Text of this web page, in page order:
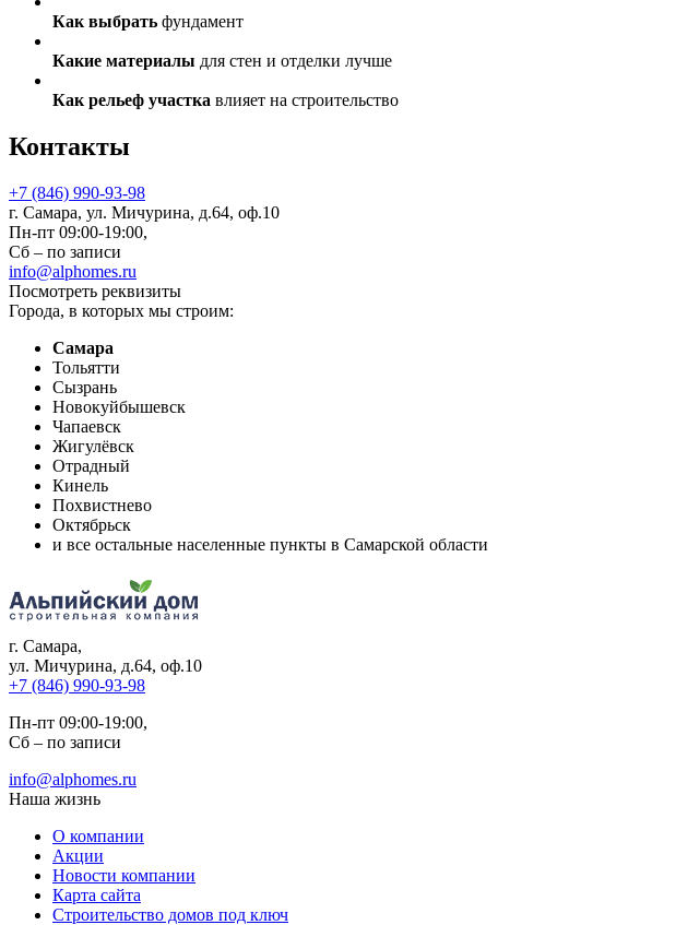
Как выбрать фундамент
Какие материалы для стен и отделки лучше
Как рельеф участка влияет на строительство
Контакты
+7 (846) 990-93-98
г. Самара, ул. Мичурина, д.64, оф.10
Пн-пт 09:00-19:00,
Сб – по записи
info@alphomes.ru
Посмотреть реквизиты
Города, в которых мы строим:
Самара
Тольятти
Сызрань
Новокуйбышевск
Чапаевск
Жигулёвск
Отрадный
Кинель
Похвистнево
Октябрьск
и все остальные населенные пункты в Самарской области
г. Самара,
ул. Мичурина, д.64, оф.10
+7 (846) 990-93-98
Пн-пт 09:00-19:00,
Сб – по записи
info@alphomes.ru
Наша жизнь
О компании
Акции
Новости компании
Карта сайта
Строительство домов под ключ